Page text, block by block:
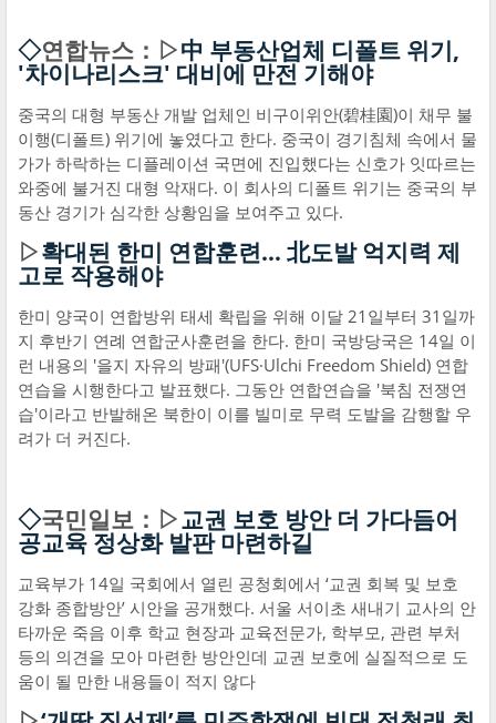
◇연합뉴스：▷中 부동산업체 디폴트 위기,
'차이나리스크' 대비에 만전 기해야
중국의 대형 부동산 개발 업체인 비구이위안(碧桂園)이 채무 불
이행(디폴트) 위기에 놓였다고 한다. 중국이 경기침체 속에서 물
가가 하락하는 디플레이션 국면에 진입했다는 신호가 잇따르는
와중에 불거진 대형 악재다. 이 회사의 디폴트 위기는 중국의 부
동산 경기가 심각한 상황임을 보여주고 있다.
▷확대된 한미 연합훈련… 北도발 억지력 제
고로 작용해야
한미 양국이 연합방위 태세 확립을 위해 이달 21일부터 31일까
지 후반기 연례 연합군사훈련을 한다. 한미 국방당국은 14일 이
런 내용의 '을지 자유의 방패'(UFS·Ulchi Freedom Shield) 연합
연습을 시행한다고 발표했다. 그동안 연합연습을 '북침 전쟁연
습'이라고 반발해온 북한이 이를 빌미로 무력 도발을 감행할 우
려가 더 커진다.
◇국민일보：▷교권 보호 방안 더 가다듬어
공교육 정상화 발판 마련하길
교육부가 14일 국회에서 열린 공청회에서 ‘교권 회복 및 보호
강화 종합방안’ 시안을 공개했다. 서울 서이초 새내기 교사의 안
타까운 죽음 이후 학교 현장과 교육전문가, 학부모, 관련 부처
등의 의견을 모아 마련한 방안인데 교권 보호에 실질적으로 도
움이 될 만한 내용들이 적지 않다